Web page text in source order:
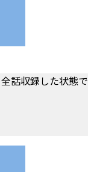
話収録した状態で